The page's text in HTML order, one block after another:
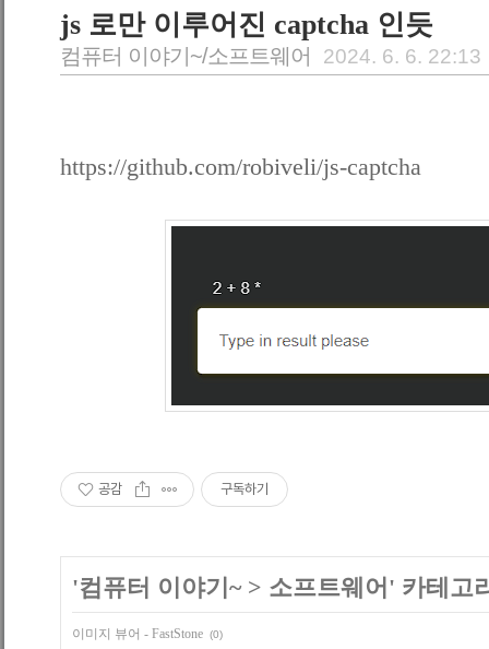
js 로만 이루어진 captcha 인듯
컴퓨터 이야기~/소프트웨어 2024. 6. 6. 22:13
https://github.com/robiveli/js-captcha
공감 구독하기
'컴퓨터 이야기~> 소프트웨어 ' 카테고
이미지 뷰어 - FastStone (0)